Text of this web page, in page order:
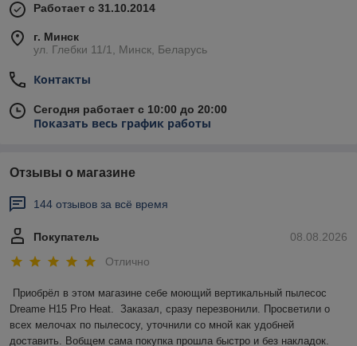
Работает с 31.10.2014
г. Минск
ул. Глебки 11/1, Минск, Беларусь
Контакты
Сегодня работает с 10:00 до 20:00
Показать весь график работы
Отзывы о магазине
144 отзывов за всё время
08.08.2026
Покупатель
Отлично
Приобрёл в этом магазине себе моющий вертикальный пылесос
Dreame H15 Pro Heat.  Заказал, сразу перезвонили. Просветили о
всех мелочах по пылесосу, уточнили со мной как удобней
доставить. Вобщем сама покупка прошла быстро и без накладок.